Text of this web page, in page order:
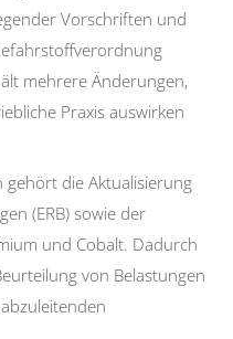
Vorschriften und
mehrere Änderungen,
Praxis auswirken
die Aktualisierung
(ERB) sowie der
und Cobalt. Dadurch
von Belastungen